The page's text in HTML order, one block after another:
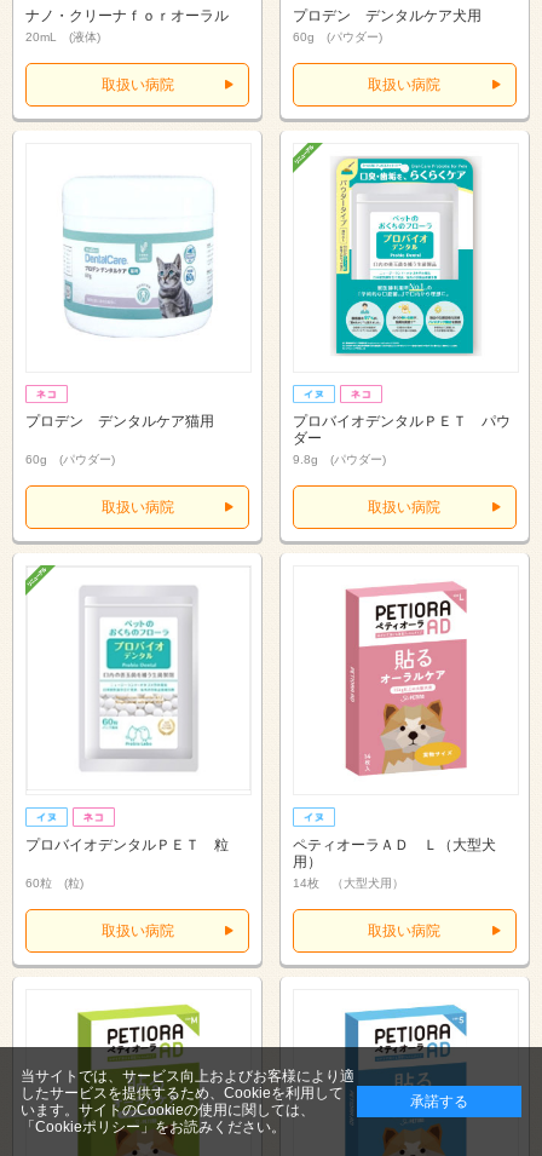
ナノ・クリーナｆｏｒオーラル
20mL (液体)
取扱い病院
プロデン デンタルケア犬用
60g (パウダー)
取扱い病院
プロデン デンタルケア猫用
60g (パウダー)
取扱い病院
プロバイオデンタルＰＥＴ パウ
ダー
9.8g (パウダー)
取扱い病院
プロバイオデンタルＰＥＴ 粒
60粒 (粒)
取扱い病院
ペティオーラＡＤ Ｌ（大型犬
用）
14枚 （大型犬用）
取扱い病院
当サイトでは、サービス向上およびお客様により適
したサービスを提供するため、Cookieを利用して
います。サイトのCookieの使用に関しては、
「Cookieポリシー」をお読みください。
承諾する